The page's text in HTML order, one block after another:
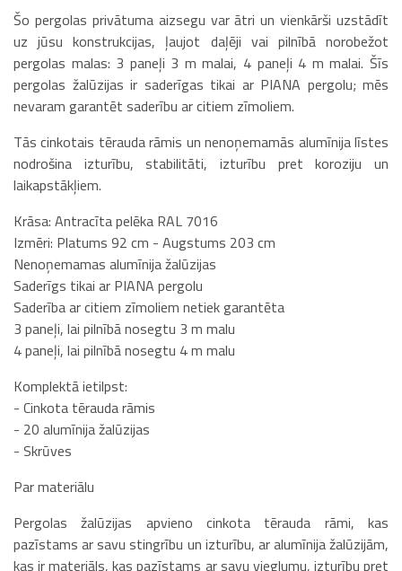
Šo pergolas privātuma aizsegu var ātri un vienkārši uzstādīt
uz jūsu konstrukcijas, ļaujot daļēji vai pilnībā norobežot
pergolas malas: 3 paneļi 3 m malai, 4 paneļi 4 m malai. Šīs
pergolas žalūzijas ir saderīgas tikai ar PIANA pergolu; mēs
nevaram garantēt saderību ar citiem zīmoliem.
Tās cinkotais tērauda rāmis un nenoņemamās alumīnija līstes
nodrošina izturību, stabilitāti, izturību pret koroziju un
laikapstākļiem.
Krāsa: Antracīta pelēka RAL 7016
Izmēri: Platums 92 cm - Augstums 203 cm
Nenoņemamas alumīnija žalūzijas
Saderīgs tikai ar PIANA pergolu
Saderība ar citiem zīmoliem netiek garantēta
3 paneļi, lai pilnībā nosegtu 3 m malu
4 paneļi, lai pilnībā nosegtu 4 m malu
Komplektā ietilpst:
- Cinkota tērauda rāmis
- 20 alumīnija žalūzijas
- Skrūves
Par materiālu
Pergolas žalūzijas apvieno cinkota tērauda rāmi, kas
pazīstams ar savu stingrību un izturību, ar alumīnija žalūzijām,
kas ir materiāls, kas pazīstams ar savu vieglumu, izturību pret